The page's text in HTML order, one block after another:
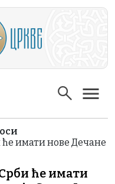
ће имати нове Дечане
ће имати